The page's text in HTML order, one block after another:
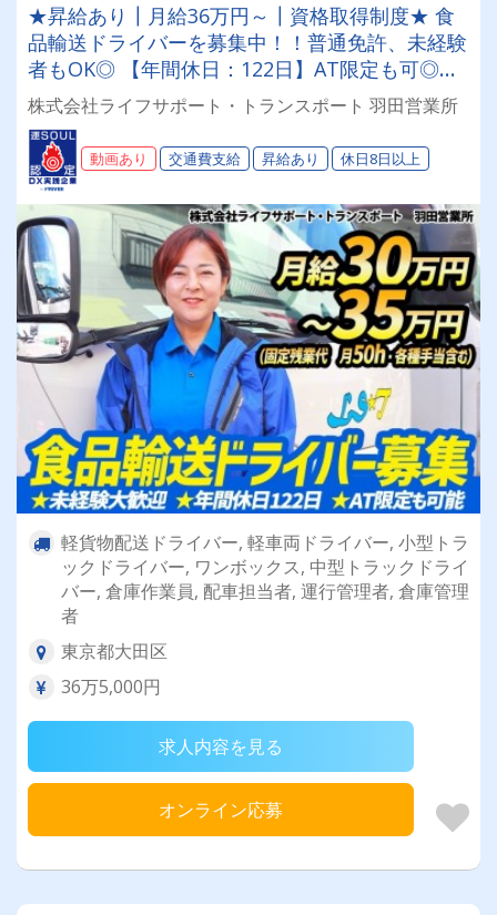
★昇給あり┃月給36万円～┃資格取得制度★ 食
品輸送ドライバーを募集中！！普通免許、未経験
者もOK◎ 【年間休日：122日】AT限定も可◎ス
キルアップ応援します◎設立したばかりのフレッ
シュ企業です！
株式会社ライフサポート・トランスポート 羽田営業所
動画あり 交通費支給 昇給あり 休日8日以上
軽貨物配送ドライバー, 軽車両ドライバー, 小型トラ
ックドライバー, ワンボックス, 中型トラックドライ
バー, 倉庫作業員, 配車担当者, 運行管理者, 倉庫管理
者
東京都大田区
36万5,000円
求人内容を見る
オンライン応募